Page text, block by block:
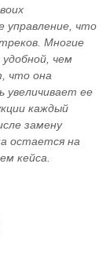
управление, что
Многие
чем
что она
увеличивает ее
каждый
замену
остается на
кейса.